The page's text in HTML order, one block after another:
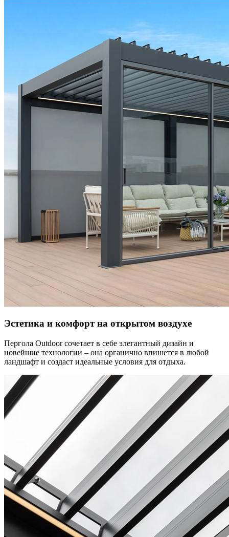
Эстетика и комфорт на открытом воздухе
Пергола Outdoor сочетает в себе элегантный дизайн и
новейшие технологии – она органично впишется в любой
ландшафт и создаст идеальные условия для отдыха.